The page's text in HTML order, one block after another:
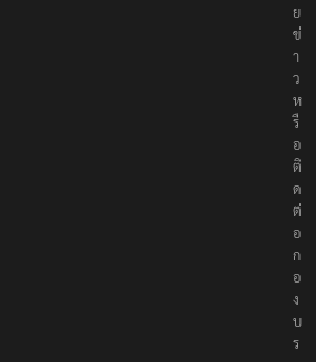
ย
ข่
า
ว
ห
รื
อ
ติ
ด
ต่
อ
ก
อ
ง
บ
ร